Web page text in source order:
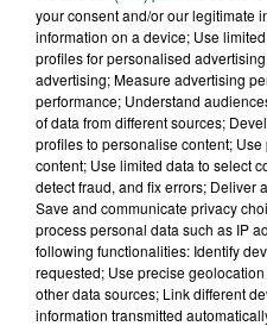
Ajouter à votre calendrier
Date
du18
au18
your consent and/or our legitimate
information on a device; Use
profiles for personalised
advertising; Measure advertising
performance; Understand
of data from different sources;
profiles to personalise content;
content; Use limited data to select
detect fraud, and fix errors; Deliver
Save and communicate privacy
process personal data such as IP
following functionalities: Identify
requested; Use precise
other data sources; Link different
information transmitted